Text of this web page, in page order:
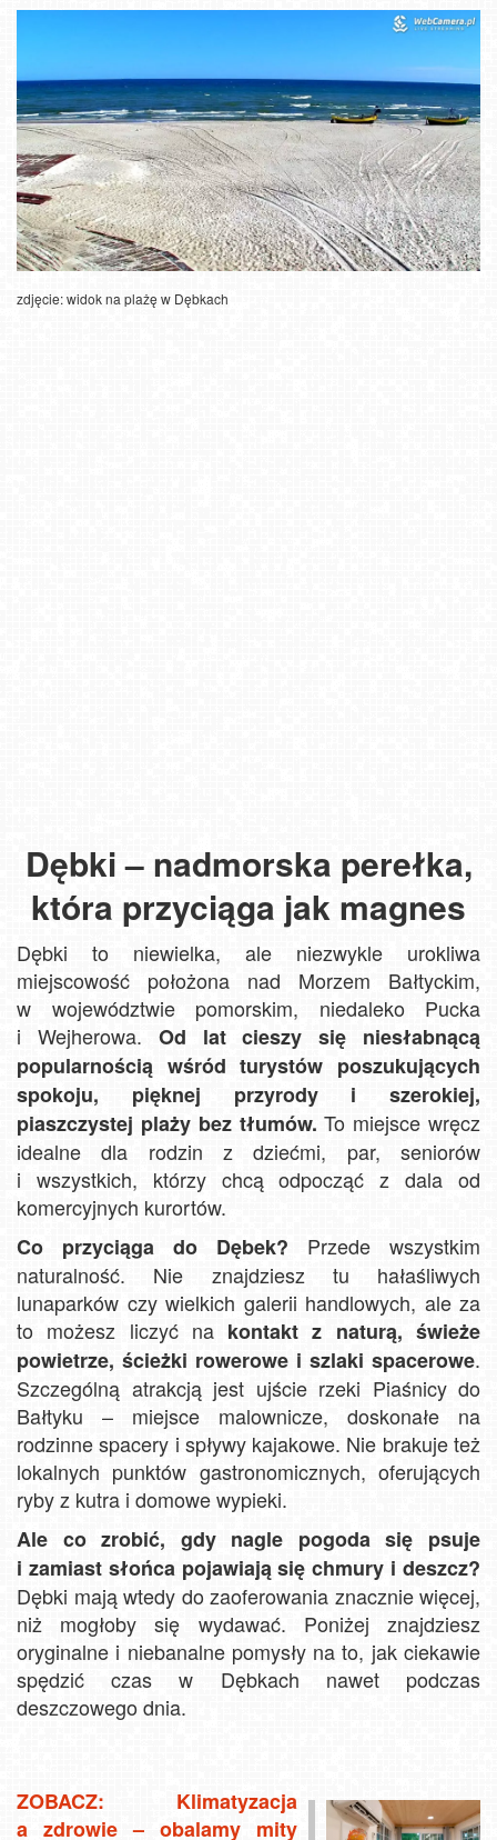
zdjęcie: widok na plażę w Dębkach
Dębki – nadmorska perełka,
która przyciąga jak magnes
Dębki to niewielka, ale niezwykle urokliwa
miejscowość położona nad Morzem Bałtyckim,
w województwie pomorskim, niedaleko Pucka
i Wejherowa. Od lat cieszy się niesłabnącą
popularnością wśród turystów poszukujących
spokoju, pięknej przyrody i szerokiej,
piaszczystej plaży bez tłumów.To miejsce wręcz
idealne dla rodzin z dziećmi, par, seniorów
i wszystkich, którzy chcą odpocząć z dala od
komercyjnych kurortów.
Co przyciąga do Dębek? Przede wszystkim
naturalność. Nie znajdziesz tu hałaśliwych
lunaparków czy wielkich galerii handlowych, ale za
to możesz liczyć na kontakt z naturą, świeże
powietrze, ścieżki rowerowe i szlaki spacerowe.
Szczególną atrakcją jest ujście rzeki Piaśnicy do
Bałtyku – miejsce malownicze, doskonałe na
rodzinne spacery i spływy kajakowe. Nie brakuje też
lokalnych punktów gastronomicznych, oferujących
ryby z kutra i domowe wypieki.
Ale co zrobić, gdy nagle pogoda się psuje
i zamiast słońca pojawiają się chmury i deszcz?
Dębki mają wtedy do zaoferowania znacznie więcej,
niż mogłoby się wydawać. Poniżej znajdziesz
oryginalne i niebanalne pomysły na to, jak ciekawie
spędzić czas w Dębkach nawet podczas
deszczowego dnia.
ZOBACZ: Klimatyzacja
a zdrowie – obalamy mity